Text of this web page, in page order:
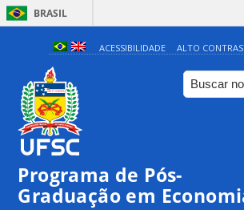
BRASIL
ACESSIBILIDADE ALTO
Programa de Pós-
Graduação em